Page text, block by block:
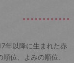
年以降に生まれた赤
位、よみの順位、